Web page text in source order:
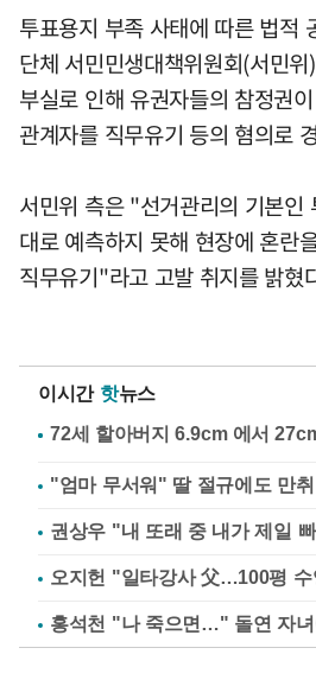
투표용지 부족 사태에 따른 법적
단체 서민민생대책위원회(서민
부실로 인해 유권자들의 참정권
관계자를 직무유기 등의 혐의로
서민위 측은 "선거관리의 기본인
대로 예측하지 못해 현장에 혼란
직무유기"라고 고발 취지를 밝혔
이시간 핫뉴스
"엄마 무서워" 딸 절규에도 만
권상우 "내 또래 중 내가 제일
오지헌 "일타강사 父…100평
홍석천 "나 죽으면…" 돌연 자